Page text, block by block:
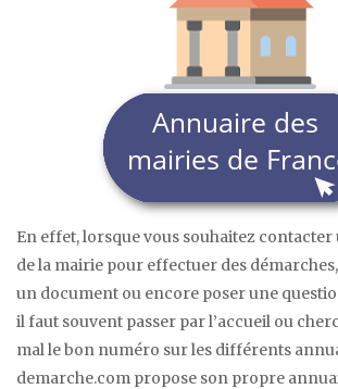
En effet, lorsque vous souhaitez contacter
de la mairie pour effectuer des
un document ou encore poser une
il faut souvent passer par l’accueil ou
mal le bon numéro sur les différents
demarche.com propose son propre